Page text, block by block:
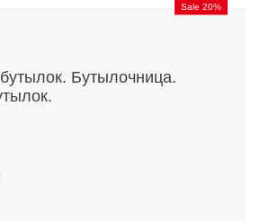
Sale 20%
Бутылочница.